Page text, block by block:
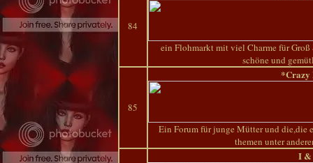
84
ein Flohmarkt mit viel Charme für
schöne und
85
*Crazy
Ein Forum für junge Mütter und die,die
themen unter
I